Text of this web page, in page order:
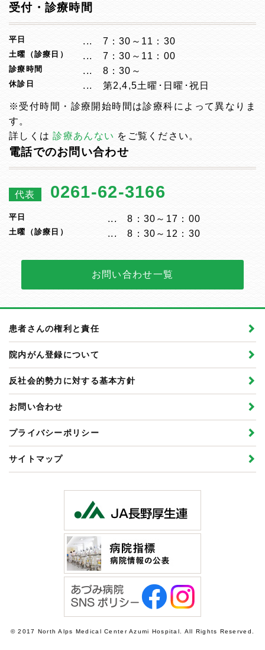
受付・診療時間
平日 7：30～11：30
土曜（診療日） 7：30～11：00
診療時間 8：30～
休診日 第2,4,5土曜･日曜･祝日
※受付時間・診療開始時間は診療科によって異なりま
す。
詳しくは診療あんない をご覧ください。
電話でのお問い合わせ
代表 0261-62-3166
平日 8：30～17：00
土曜（診療日） 8：30～12：30
お問い合わせ一覧
患者さんの権利と責任
院内がん登録について
反社会的勢力に対する基本方針
お問い合わせ
プライバシーポリシー
サイトマップ
© 2017 North Alps Medical Center Azumi Hospital. All Rights Reserved.